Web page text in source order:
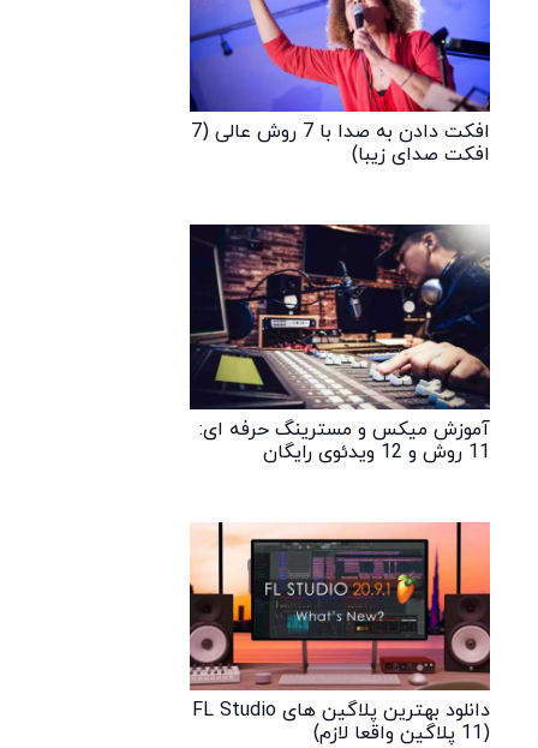
افکت دادن به صدا با 7 روش عالی (7
افکت صدای زیبا)
آموزش میکس و مسترینگ حرفه‌ ای:
11 روش و 12 ویدئوی رایگان
دانلود بهترین پلاگین های FL Studio
(11 پلاگین واقعا لازم)